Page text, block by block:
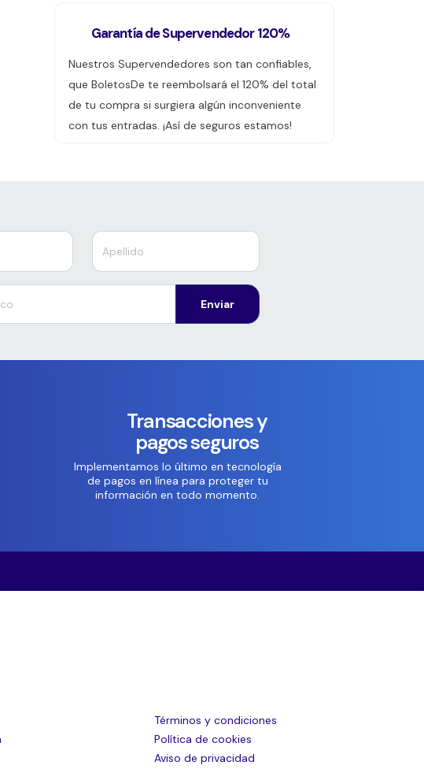
Garantía de Supervendedor 120%
Nuestros Supervendedores son tan confiables,
que BoletosDe te reembolsará el 120% del total
de tu compra si surgiera algún inconveniente
con tus entradas. ¡Así de seguros estamos!
Enviar
Transacciones y
pagos seguros
Implementamos lo último en tecnología
de pagos en línea para proteger tu
información en todo momento.
Términos y condiciones
Política de cookies
Aviso de privacidad